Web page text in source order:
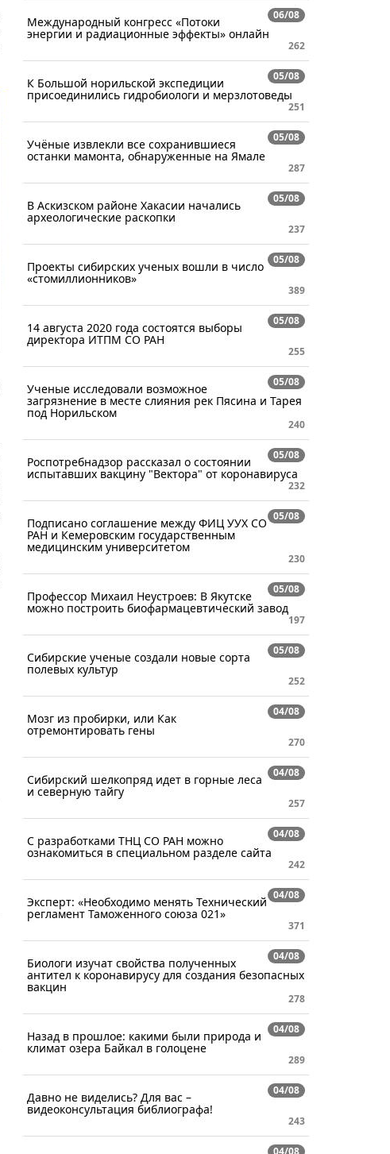
06/08
Международный конгресс «Потоки
энергии и радиационные эффекты» онлайн
262
05/08
К Большой норильской экспедиции
присоединились гидробиологи и мерзлотоведы
251
05/08
Учёные извлекли все сохранившиеся
останки мамонта, обнаруженные на Ямале
287
05/08
В Аскизском районе Хакасии начались
археологические раскопки
237
05/08
Проекты сибирских ученых вошли в число
«стомиллионников»
389
05/08
14 августа 2020 года состоятся выборы
директора ИТПМ СО РАН
255
05/08
Ученые исследовали возможное
загрязнение в месте слияния рек Пясина и Тарея
под Норильском
240
05/08
Роспотребнадзор рассказал о состоянии
испытавших вакцину "Вектора" от коронавируса
232
05/08
Подписано соглашение между ФИЦ УУХ СО
РАН и Кемеровским государственным
медицинским университетом
230
05/08
Профессор Михаил Неустроев: В Якутске
можно построить биофармацевтический завод
197
05/08
Сибирские ученые создали новые сорта
полевых культур
252
04/08
Мозг из пробирки, или Как
отремонтировать гены
270
04/08
Сибирский шелкопряд идет в горные леса
и северную тайгу
257
04/08
С разработками ТНЦ СО РАН можно
ознакомиться в специальном разделе сайта
242
04/08
Эксперт: «Необходимо менять Технический
регламент Таможенного союза 021»
371
04/08
Биологи изучат свойства полученных
антител к коронавирусу для создания безопасных
вакцин
278
04/08
Назад в прошлое: какими были природа и
климат озера Байкал в голоцене
289
04/08
Давно не виделись? Для вас –
видеоконсультация библиографа!
243
04/08